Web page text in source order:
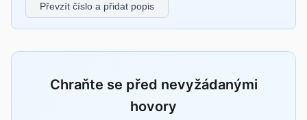
Převzít číslo a přidat popis
Chraňte se před nevyžádanými
hovory